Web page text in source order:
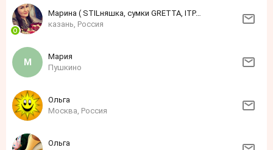
Марина ( STILняшка, сумки GRETTA, ITPARAD)
казань, Россия
Мария
Пушкино
Ольга
Москва, Россия
Ольга